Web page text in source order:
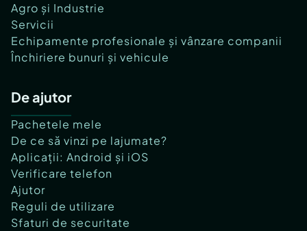
Agro și Industrie
Servicii
Echipamente profesionale și vânzare companii
Închiriere bunuri și vehicule
De ajutor
Pachetele mele
De ce să vinzi pe lajumate?
Aplicații: Android și iOS
Verificare telefon
Ajutor
Reguli de utilizare
Sfaturi de securitate